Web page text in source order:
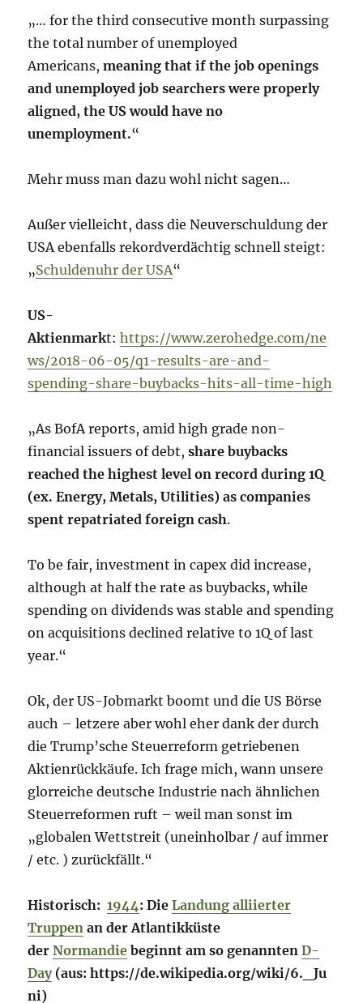
„… for the third consecutive month surpassing
the total number of unemployed
Americans,meaning that if the job openings
and unemployed job searchers were properly
aligned, the US would have no
unemployment.“
Mehr muss man dazu wohl nicht sagen…
Außer vielleicht, dass die Neuverschuldung der
USA ebenfalls rekordverdächtig schnell steigt:
„Schuldenuhr der USA“
US-
Aktienmarkt:https://www.zerohedge.com/ne
ws/2018-06-05/q1-results-are-and-
spending-share-buybacks-hits-all-time-high
„As BofA reports, amid high grade non-
financial issuers of debt,share buybacks
reached the highest level on record during 1Q
(ex. Energy, Metals, Utilities) as companies
spent repatriated foreign cash.
To be fair, investment in capex did increase,
although at half the rate as buybacks, while
spending on dividends was stable and spending
on acquisitions declined relative to 1Q of last
year.“
Ok, der US-Jobmarkt boomt und die US Börse
auch – letzere aber wohl eher dank der durch
die Trump’sche Steuerreform getriebenen
Aktienrückkäufe. Ich frage mich, wann unsere
glorreiche deutsche Industrie nach ähnlichen
Steuerreformen ruft – weil man sonst im
„globalen Wettstreit (uneinholbar / auf immer
/ etc. ) zurückfällt.“
Historisch:1944: DieLandung alliierter
Truppen an der Atlantikküste
derNormandie beginnt am so genanntenD-
Day(aus:https://de.wikipedia.org/wiki/6._Ju
ni)